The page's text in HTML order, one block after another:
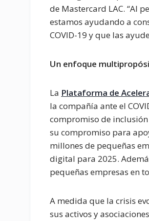
de Mastercard LAC. “Al
estamos ayudando a
COVID-19 y que las
Un enfoque
La Plataforma de
la compañía ante el
compromiso de
su compromiso para
millones de pequeñas
digital para 2025.
pequeñas empresas en
A medida que la crisis
sus activos y